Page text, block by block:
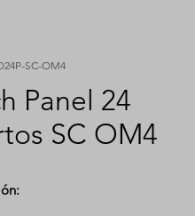
SC-OM4
Panel 24
SC OM4